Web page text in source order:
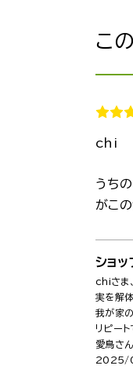
こ
chi
うち
がこ
ショ
chiさま
実を解
我が家
リピー
愛鳥さ
2025/